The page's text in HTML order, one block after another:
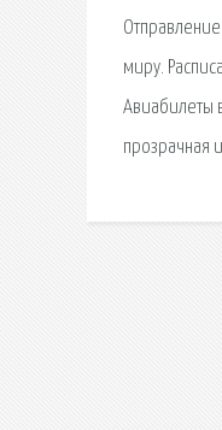
миру.
Авиабилеты
прозрачная